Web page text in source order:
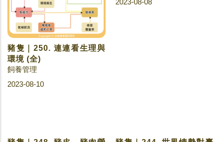
豬隻｜250. 連連看生理與
環境 (全)
飼養管理
2023-08-10